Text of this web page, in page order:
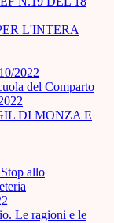
L'INTERA
2022
del Comparto
DI MONZA E
allo
Le ragioni e le